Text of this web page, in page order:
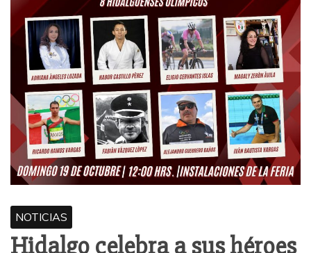
NOTICIAS
Hidalgo celebra a sus héroes